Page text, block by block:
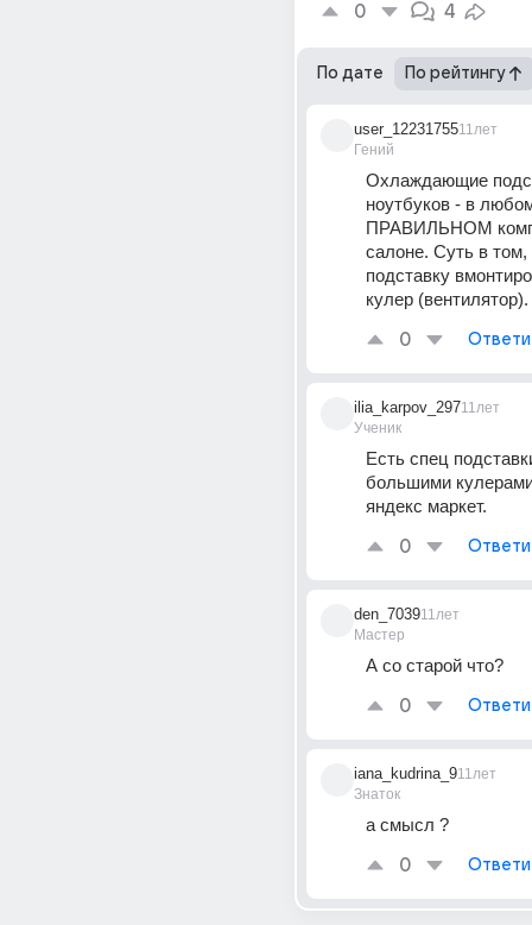
0 4
По дате По рейтингу
user_12231755
Гений
11лет
Охлаждающие
ноутбуков - в
ПРАВИЛЬНОМ
салоне. Суть в том,
подставку
кулер (вентилятор).
0
ilia_karpov_297
Ученик
11лет
Есть спец
большими
яндекс маркет.
0
den_7039
Мастер
11лет
А со старой что?
0
iana_kudrina_9
Знаток
11лет
а смысл ?
0